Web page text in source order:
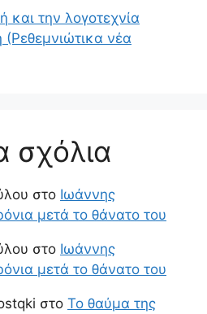
την λογοτεχνία
νέα
σχόλια
στο Ιωάννης
μετά το θάνατο του
στο Ιωάννης
μετά το θάνατο του
στο Το θαύμα της